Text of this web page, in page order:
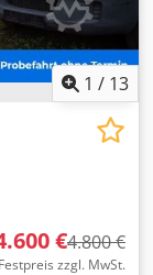
1 / 13
€4.800 €
Festpreis zzgl. MwSt.